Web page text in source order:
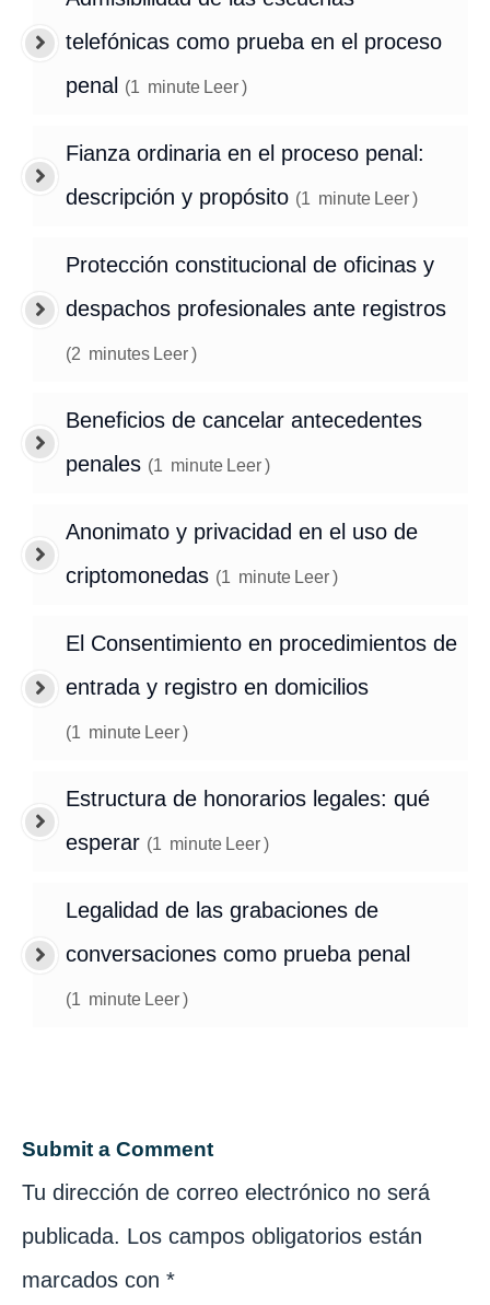
telefónicas como prueba en el proceso
penal
(1 minute Leer)
Fianza ordinaria en el proceso penal:
descripción y propósito (1 minute Leer)
Protección constitucional de oficinas y
despachos profesionales ante registros
(2 minutes Leer)
Beneficios de cancelar antecedentes
penales (1 minute Leer)
Anonimato y privacidad en el uso de
criptomonedas (1 minute Leer)
El Consentimiento en procedimientos de
entrada y registro en domicilios
(1 minute Leer)
Estructura de honorarios legales: qué
esperar (1 minute Leer)
Legalidad de las grabaciones de
conversaciones como prueba penal
(1 minute Leer)
Submit a Comment
Tu dirección de correo electrónico no será
publicada. Los campos obligatorios están
marcados con *